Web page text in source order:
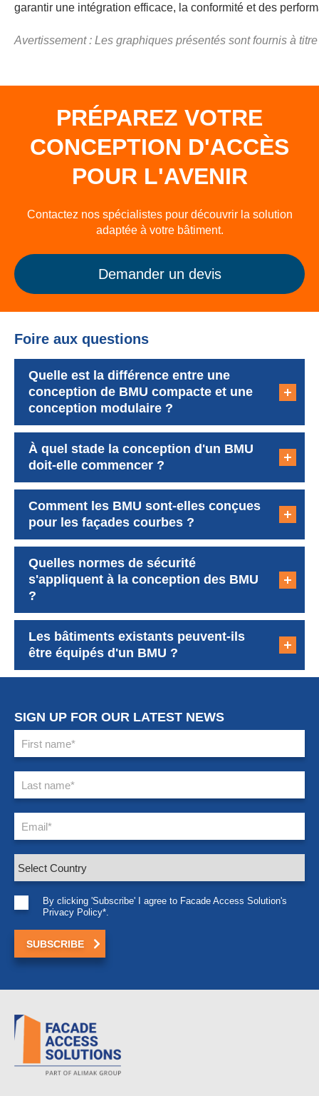
garantir une intégration efficace, la conformité et des
Avertissement : Les graphiques présentés sont fournis à
PRÉPAREZ VOTRE
CONCEPTION D'ACCÈS
POUR L'AVENIR
Contactez nos spécialistes pour découvrir la solution
adaptée à votre bâtiment.
Demander un devis
Foire aux questions
Quelle est la différence entre une
conception de BMU compacte et une
conception modulaire ?
À quel stade la conception d'un BMU
doit-elle commencer ?
Comment les BMU sont-elles conçues
pour les façades courbes ?
Quelles normes de sécurité
s'appliquent à la conception des BMU
?
Les bâtiments existants peuvent-ils
être équipés d'un BMU ?
SIGN UP FOR OUR LATEST NEWS
By clicking 'Subscribe' I agree to Facade Access Solution's
Privacy Policy*.